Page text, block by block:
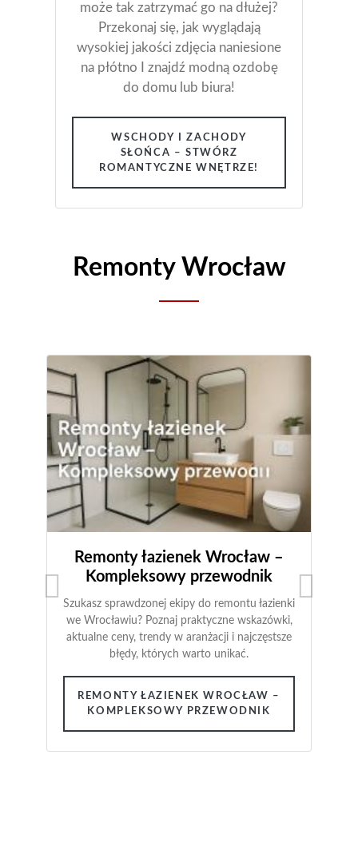
może tak zatrzymać go na dłużej?
Przekonaj się, jak wyglądają
wysokiej jakości zdjęcia naniesione
na płótno I znajdź modną ozdobę
do domu lub biura!
WSCHODY I ZACHODY
SŁOŃCA – STWÓRZ
ROMANTYCZNE WNĘTRZE!
Remonty Wrocław
Wrocław Montaż Sufitów
Podwieszanych LED
Sufity podwieszane LED to coraz
popularniejsze rozwiązanie w dzisiejszych
czasach. Ich montaż nie tylko nadaje
pomieszczeniu nowoczesnego stylu, ale także
zapewnia odpowiednie oświetlenie.
PODWIESZANYCH LED